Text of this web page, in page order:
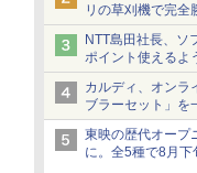
リの草刈機で完
NTT島田社長、ソ
ポイント使えるよ
カルディ、オンラ
ブラーセット」を
当選無効分
東映の歴代オープ
に。全5種で8月下